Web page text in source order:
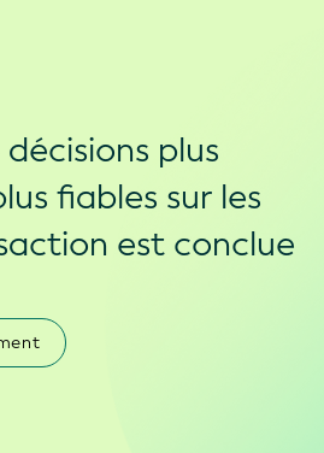
plus
fiables sur les
est conclue